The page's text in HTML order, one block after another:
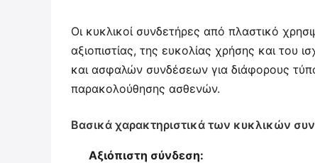
Οι κυκλικοί συνδετήρες από πλαστικό
αξιοπιστίας, της ευκολίας χρήσης και του
και ασφαλών συνδέσεων για διάφορους
παρακολούθησης ασθενών.
Βασικά χαρακτηριστικά των κυκλικών
Αξιόπιστη σύνδεση: